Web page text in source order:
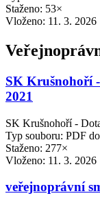
Staženo: 53×
Vloženo: 11. 3. 2026
SK Krušnohoří
2021
SK Krušnohoří -
Typ souboru: PDF
Staženo: 277×
Vloženo: 11. 3. 2026
veřejnoprávní